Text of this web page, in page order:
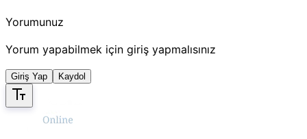
Yorumunuz
Yorum yapabilmek için giriş yapmalısınız
Giriş Yap Kaydol